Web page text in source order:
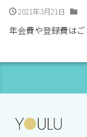
2021年3月21日
年会費や登録費はご